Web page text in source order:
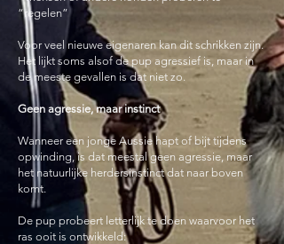
“regelen”
Voor veel nieuwe eigenaren kan dit schrikken zijn.
Het lijkt soms alsof de pup agressief is, maar in
de meeste gevallen is dat niet zo.
Geen agressie, maar instinct
Wanneer een jonge Aussie hapt of bijt tijdens
opwinding, is dat meestal geen agressie, maar
het natuurlijke herdersinstinct dat naar boven
komt.
De pup probeert letterlijk te doen waarvoor het
ras ooit is ontwikkeld: